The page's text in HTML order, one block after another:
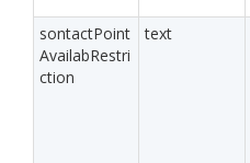
sontactPoint
AvailabRestri
ction
text